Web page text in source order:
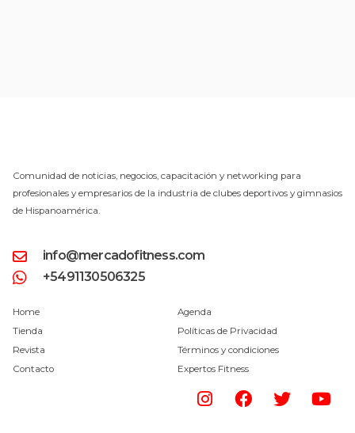
Comunidad de noticias, negocios, capacitación y networking para
profesionales y empresarios de la industria de clubes deportivos y gimnasios
de Hispanoamérica.
info@mercadofitness.com
+5491130506325
Home
Tienda
Revista
Contacto
Agenda
Políticas de Privacidad
Términos y condiciones
Expertos Fitness